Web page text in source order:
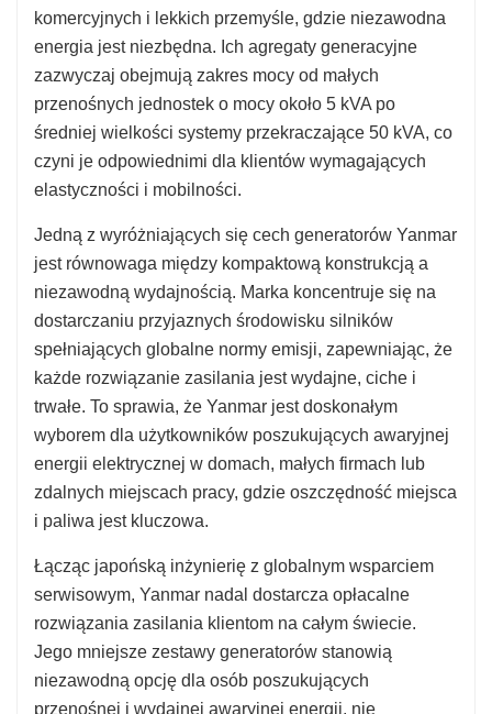
komercyjnych i lekkich przemyśle, gdzie niezawodna
energia jest niezbędna. Ich agregaty generacyjne
zazwyczaj obejmują zakres mocy od małych
przenośnych jednostek o mocy około 5 kVA po
średniej wielkości systemy przekraczające 50 kVA, co
czyni je odpowiednimi dla klientów wymagających
elastyczności i mobilności.
Jedną z wyróżniających się cech generatorów Yanmar
jest równowaga między kompaktową konstrukcją a
niezawodną wydajnością. Marka koncentruje się na
dostarczaniu przyjaznych środowisku silników
spełniających globalne normy emisji, zapewniając, że
każde rozwiązanie zasilania jest wydajne, ciche i
trwałe. To sprawia, że Yanmar jest doskonałym
wyborem dla użytkowników poszukujących awaryjnej
energii elektrycznej w domach, małych firmach lub
zdalnych miejscach pracy, gdzie oszczędność miejsca
i paliwa jest kluczowa.
Łącząc japońską inżynierię z globalnym wsparciem
serwisowym, Yanmar nadal dostarcza opłacalne
rozwiązania zasilania klientom na całym świecie.
Jego mniejsze zestawy generatorów stanowią
niezawodną opcję dla osób poszukujących
przenośnej i wydajnej awaryjnej energii, nie